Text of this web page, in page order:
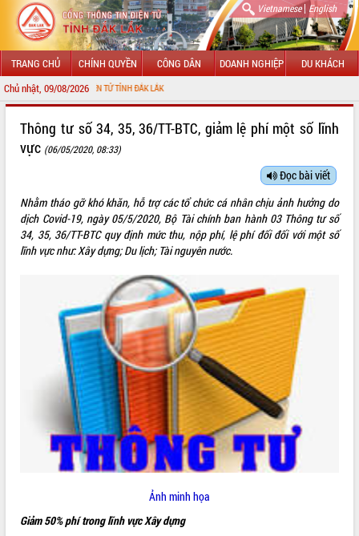
Vietnamese| English
TRANG CHỦ CHÍNH QUYỀN CÔNG DÂN DOANH NGHIỆP DU KHÁCH
Chủ nhật, 09/08/2026
TIN ĐIỆN TỬ TỈNH ĐẮK LẮK
LÃNH ĐẠO UBND TỈNH
SỞ, BAN, NGÀNH
UBND CÁC XÃ, PHƯỜNG
THÔNG TIN CHỈ ĐẠO ĐIỀU HÀNH
HỆ THỐNG VĂN BẢN
VĂN BẢN HĐND TỈNH
ĐIỂM TIN VĂN BẢN
QUY HOẠCH - KẾ HOẠCH
Thông tư số 34, 35, 36/TT-BTC, giảm lệ phí một số lĩnh
vực (06/05/2020, 08:33)
Đọc bài viết
Nhằm tháo gỡ khó khăn, hỗ trợ các tổ chức cá nhân chịu ảnh hưởng do
dịch Covid-19, ngày 05/5/2020, Bộ Tài chính ban hành 03 Thông tư số
34, 35, 36/TT-BTC quy định mức thu, nộp phí, lệ phí đối đối với một số
lĩnh vực như: Xây dựng; Du lịch; Tài nguyên nước.
Ảnh minh họa
Giảm 50% phí trong lĩnh vực Xây dựng